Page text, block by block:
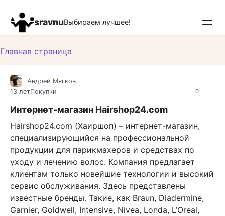
контенту
sravnuВыбираем лучшее!
Главная страница
0
Андрей Мягков
13 летПокупки
Интернет-магазин Hairshop24.com
Hairshop24.com (Хаиршоп) – интернет-магазин,
специализирующийся на профессиональной
продукции для парикмахеров и средствах по
уходу и лечению волос. Компания предлагает
клиентам только новейшие технологии и высокий
сервис обслуживания. Здесь представлены
известные бренды. Такие, как Braun, Diadermine,
Garnier, Goldwell, Intensive, Nivea, Londa, L’Oreal,